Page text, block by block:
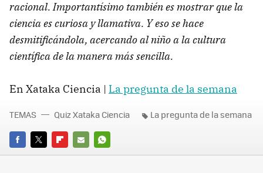
racional. Importantísimo también es mostrar que la
ciencia es curiosa y llamativa. Y eso se hace
desmitificándola, acercando al niño a la cultura
científica de la manera más sencilla.
En Xataka Ciencia | La pregunta de la semana
FACEBOOK
TWITTERFLIPBOARD
E-
WHATSAPP
TEMAS Quiz Xataka Ciencia La pregunta de la semana